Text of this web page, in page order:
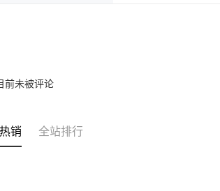
前未被评论
销 全站排行